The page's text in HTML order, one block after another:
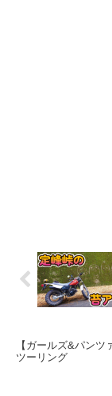
【ガールズ&パン
ツーリング